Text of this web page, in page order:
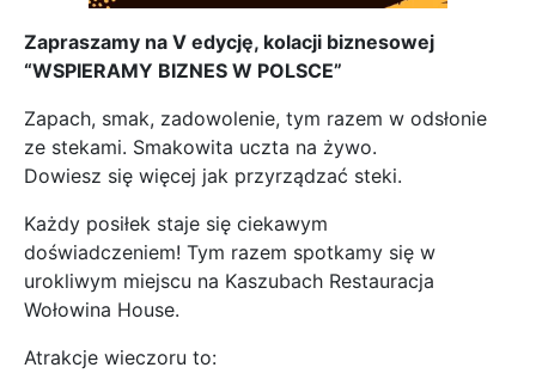
Zapraszamy na V edycję, kolacji biznesowej
“WSPIERAMY BIZNES W POLSCE”
Zapach, smak, zadowolenie, tym razem w odsłonie
ze stekami. Smakowita uczta na żywo.
Dowiesz się więcej jak przyrządzać steki.
Każdy posiłek staje się ciekawym
doświadczeniem! Tym razem spotkamy się w
urokliwym miejscu na Kaszubach Restauracja
Wołowina House.
Atrakcje wieczoru to: